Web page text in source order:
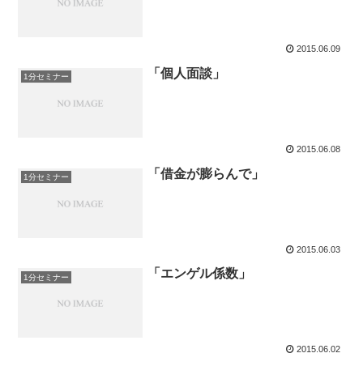
2015.06.09
1分セミナー 「個人面談」
2015.06.08
1分セミナー 「借金が膨らんで」
2015.06.03
1分セミナー 「エンゲル係数」
2015.06.02